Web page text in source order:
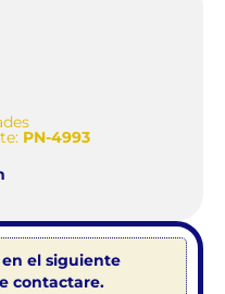
PN-4993
el siguiente
contactare.